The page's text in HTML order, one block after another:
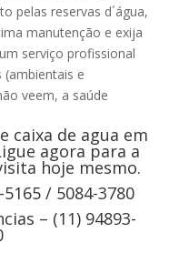
pelas reservas d´água,
manutenção e exija
serviço profissional
(ambientais e
veem, a saúde
caixa de agua em
agora para a
hoje mesmo.
/ 5084-3780
– (11) 94893-